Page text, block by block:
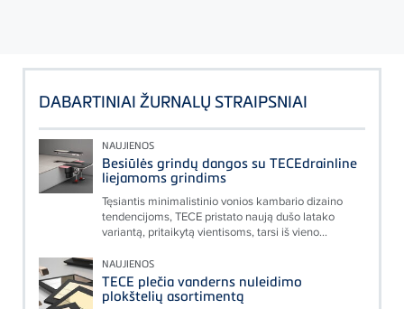
DABARTINIAI ŽURNALŲ STRAIPSNIAI
NAUJIENOS
Besiūlės grindų dangos su TECEdrainline
liejamoms grindims
Tęsiantis minimalistinio vonios kambario dizaino
tendencijoms, TECE pristato naują dušo latako
variantą, pritaikytą vientisoms, tarsi iš vieno...
NAUJIENOS
TECE plečia vanderns nuleidimo
plokštelių asortimentą